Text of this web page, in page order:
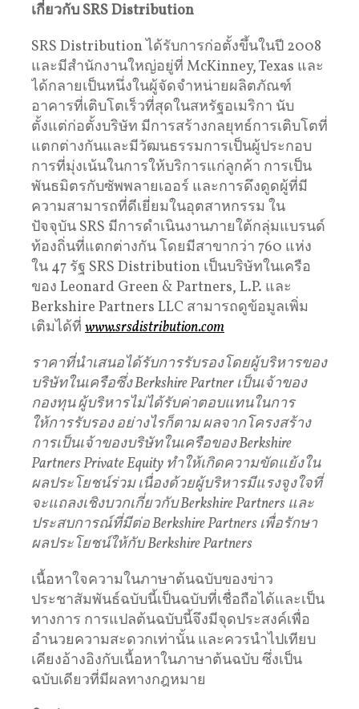
เกี่ยวกับ SRS Distribution
SRS Distribution ได้รับการก่อตั้งขึ้นในปี 2008
และมีสำนักงานใหญ่อยู่ที่ McKinney, Texas และ
ได้กลายเป็นหนึ่งในผู้จัดจำหน่ายผลิตภัณฑ์
อาคารที่เติบโตเร็วที่สุดในสหรัฐอเมริกา นับ
ตั้งแต่ก่อตั้งบริษัท มีการสร้างกลยุทธ์การเติบโตที่
แตกต่างกันและมีวัฒนธรรมการเป็นผู้ประกอบ
การที่มุ่งเน้นในการให้บริการแก่ลูกค้า การเป็น
พันธมิตรกับซัพพลายเออร์ และการดึงดูดผู้ที่มี
ความสามารถที่ดีเยี่ยมในอุตสาหกรรม ใน
ปัจจุบัน SRS มีการดำเนินงานภายใต้กลุ่มแบรนด์
ท้องถิ่นที่แตกต่างกัน โดยมีสาขากว่า 760 แห่ง
ใน 47 รัฐ SRS Distribution เป็นบริษัทในเครือ
ของ Leonard Green & Partners, L.P. และ
Berkshire Partners LLC สามารถดูข้อมูลเพิ่ม
เติมได้ที่ www.srsdistribution.com
ราคาที่นำเสนอได้รับการรับรองโดยผู้บริหารของ
บริษัทในเครือซึ่งBerkshire Partner เป็นเจ้าของ
กองทุนผู้บริหารไม่ได้รับค่าตอบแทนในการ
ให้การรับรอง อย่างไรก็ตาม ผลจากโครงสร้าง
การเป็นเจ้าของบริษัทในเครือของBerkshire
Partners Private Equity ทำให้เกิดความขัดแย้งใน
ผลประโยชน์ร่วม เนื่องด้วยผู้บริหารมีแรงจูงใจที่
จะแถลงเชิงบวกเกี่ยวกับBerkshire Partners และ
ประสบการณ์ที่มีต่อBerkshire Partners เพื่อรักษา
ผลประโยชน์ให้กับBerkshire Partners
เนื้อหาใจความในภาษาต้นฉบับของข่าว
ประชาสัมพันธ์ฉบับนี้เป็นฉบับที่เชื่อถือได้และเป็น
ทางการ การแปลต้นฉบับนี้จึงมีจุดประสงค์เพื่อ
อำนวยความสะดวกเท่านั้น และควรนำไปเทียบ
เคียงอ้างอิงกับเนื้อหาในภาษาต้นฉบับ ซึ่งเป็น
ฉบับเดียวที่มีผลทางกฎหมาย